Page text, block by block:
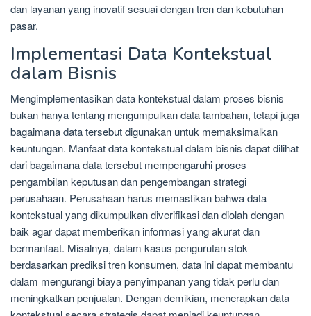
dan layanan yang inovatif sesuai dengan tren dan kebutuhan
pasar.
Implementasi Data Kontekstual
dalam Bisnis
Mengimplementasikan data kontekstual dalam proses bisnis
bukan hanya tentang mengumpulkan data tambahan, tetapi juga
bagaimana data tersebut digunakan untuk memaksimalkan
keuntungan. Manfaat data kontekstual dalam bisnis dapat dilihat
dari bagaimana data tersebut mempengaruhi proses
pengambilan keputusan dan pengembangan strategi
perusahaan. Perusahaan harus memastikan bahwa data
kontekstual yang dikumpulkan diverifikasi dan diolah dengan
baik agar dapat memberikan informasi yang akurat dan
bermanfaat. Misalnya, dalam kasus pengurutan stok
berdasarkan prediksi tren konsumen, data ini dapat membantu
dalam mengurangi biaya penyimpanan yang tidak perlu dan
meningkatkan penjualan. Dengan demikian, menerapkan data